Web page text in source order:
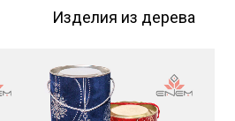
Изделия из дерева